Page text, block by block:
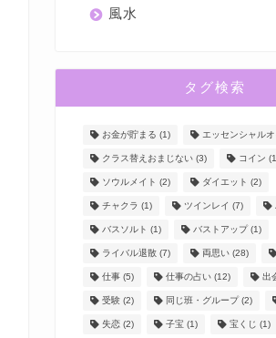
風水
タグ検索
お金が貯まる (1) エッセンシャル
クラス替えおまじない(3) コイン
ソウルメイト (2) ダイエット (2)
チャクラ (1) ツインレイ (7)
バスソルト (1) バストアップ(1)
ライバル退散(7) 両思い(28)
仕事(5) 仕事の占い(12) 出
受験(2) 同じ班・グループ(2)
失恋(2) 子宝 (1) 宝くじ (1)